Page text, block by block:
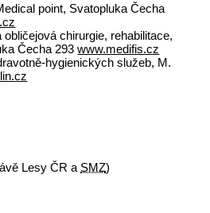
point, Svatopluka Čecha
chirurgie, rehabilitace,
Čecha 293www.medifis.cz
hygienických služeb, M.
Lesy ČR a SMZ)